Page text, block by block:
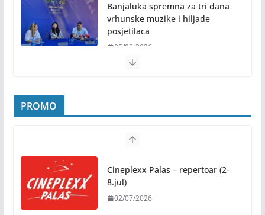
Banjaluka spremna za tri dana
vrhunske muzike i hiljade
posjetilaca
05/08/2026
akcija darivanja krvi odjeknula širom BiH
04/08/2026
Zašto hiljade ljudi istovremeno osjećaju isto?
Nauka iza festivalske energije
04/08/2026
Besplatni udžbenici za sve osnovce od školske
PROMO
Cineplexx Palas – repertoar (2-
8.jul)
02/07/2026